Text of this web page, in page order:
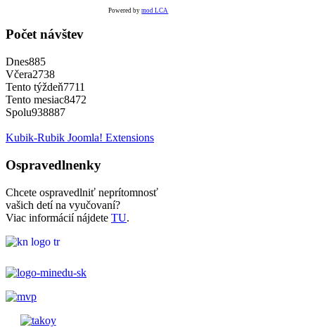
Powered bymod LCA
Počet návštev
Dnes885
Včera2738
Tento týždeň7711
Tento mesiac8472
Spolu938887
Kubik-Rubik Joomla! Extensions
Ospravedlnenky
Chcete ospravedlniť neprítomnosť
vašich detí na vyučovaní?
Viac informácií nájdete TU.